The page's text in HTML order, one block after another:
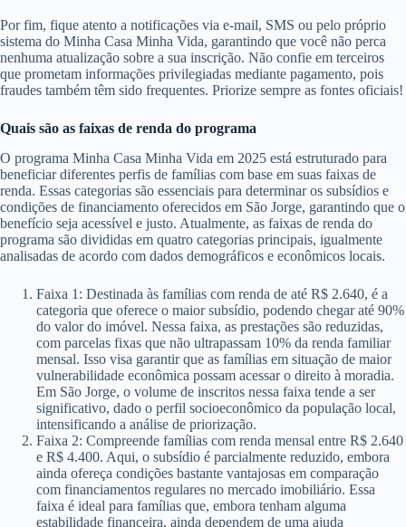
Por fim, fique atento a notificações via e-mail, SMS ou pelo próprio
sistema do Minha Casa Minha Vida, garantindo que você não perca
nenhuma atualização sobre a sua inscrição. Não confie em terceiros
que prometam informações privilegiadas mediante pagamento, pois
fraudes também têm sido frequentes. Priorize sempre as fontes oficiais!
Quais são as faixas de renda do programa
O programa Minha Casa Minha Vida em 2025 está estruturado para
beneficiar diferentes perfis de famílias com base em suas faixas de
renda. Essas categorias são essenciais para determinar os subsídios e
condições de financiamento oferecidos em São Jorge, garantindo que o
benefício seja acessível e justo. Atualmente, as faixas de renda do
programa são divididas em quatro categorias principais, igualmente
analisadas de acordo com dados demográficos e econômicos locais.
Faixa 1: Destinada às famílias com renda de até R$ 2.640, é a
categoria que oferece o maior subsídio, podendo chegar até 90%
do valor do imóvel. Nessa faixa, as prestações são reduzidas,
com parcelas fixas que não ultrapassam 10% da renda familiar
mensal. Isso visa garantir que as famílias em situação de maior
vulnerabilidade econômica possam acessar o direito à moradia.
Em São Jorge, o volume de inscritos nessa faixa tende a ser
significativo, dado o perfil socioeconômico da população local,
intensificando a análise de priorização.
Faixa 2: Compreende famílias com renda mensal entre R$ 2.640
e R$ 4.400. Aqui, o subsídio é parcialmente reduzido, embora
ainda ofereça condições bastante vantajosas em comparação
com financiamentos regulares no mercado imobiliário. Essa
faixa é ideal para famílias que, embora tenham alguma
estabilidade financeira, ainda dependem de uma ajuda